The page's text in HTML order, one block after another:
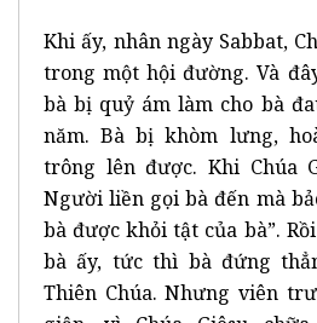
Khi ấy, nhân ngày Sabbat,
trong một hội đường. Và
bà bị quỷ ám làm cho bà
năm. Bà bị khòm lưng,
trông lên được. Khi Chúa
Người liền gọi bà đến mà
bà được khỏi tật của bà”.
bà ấy, tức thì bà đứng
Thiên Chúa. Nhưng viên